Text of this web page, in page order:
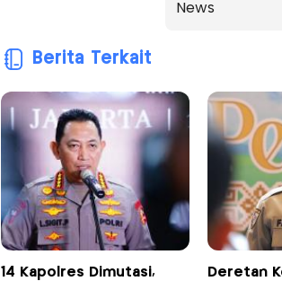
News
Berita Terkait
14 Kapolres Dimutasi, Deretan